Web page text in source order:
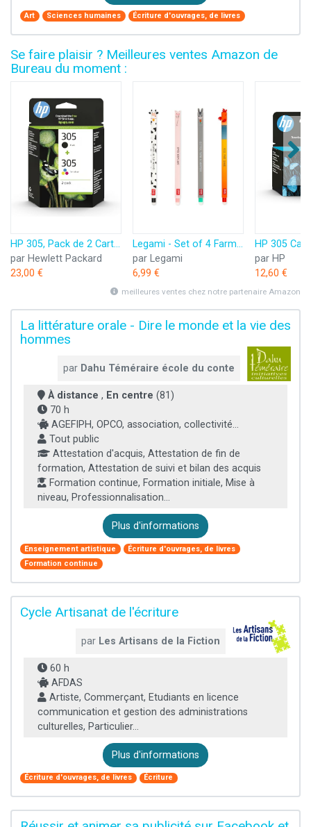
Art Sciences humaines Écriture d'ouvrages, de livres
Se faire plaisir ? Meilleures ventes Amazon de
Bureau du moment :
HP 305, Pack de 2 Cartouches d’Encre Originales, 6ZD17AE, Noir, Cyan, Jaune, Magenta
par Hewlett Packard
23,00 €
Legami - Set of 4 Farm Sweet Farm Erasable Gel Pens, Stylos à encre thermosensible effaçable, noir, rose, vert, rouge, efface sans consommer de feuille, pointe 0,7 mm
par Legami
6,99 €
par HP
12,60 €
meilleures ventes chez notre partenaire Amazon
La littérature orale - Dire le monde et la vie des
hommes
par Dahu Téméraire école du conte
À distance , En centre (81)
70 h
AGEFIPH, OPCO, association, collectivité...
Tout public
Attestation d'acquis, Attestation de fin de
formation, Attestation de suivi et bilan des acquis
Formation continue, Formation initiale, Mise à
niveau, Professionnalisation...
Plus d'informations
Enseignement artistique
Écriture d'ouvrages, de livres
Formation continue
Cycle Artisanat de l'écriture
par Les Artisans de la Fiction
60 h
AFDAS
Artiste, Commerçant, Etudiants en licence
communication et gestion des administrations
culturelles, Particulier...
Plus d'informations
Écriture d'ouvrages, de livres Écriture